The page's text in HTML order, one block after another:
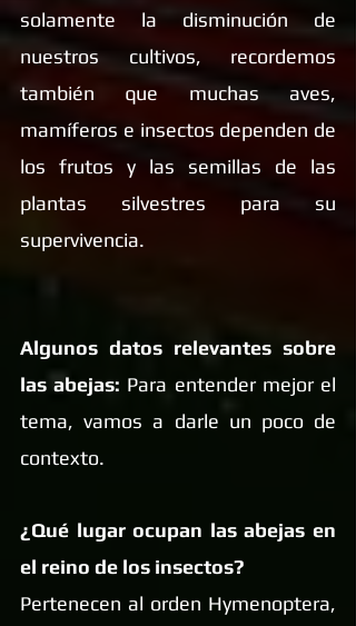
solamente la disminución de
nuestros cultivos, recordemos
también que muchas aves,
mamíferos e insectos dependen de
los frutos y las semillas de las
plantas silvestres para su
supervivencia.
Algunos datos relevantes sobre
las abejas: Para entender mejor el
tema, vamos a darle un poco de
contexto.
¿Qué lugar ocupan las abejas en
el reino de los insectos?
Pertenecen al orden Hymenoptera,